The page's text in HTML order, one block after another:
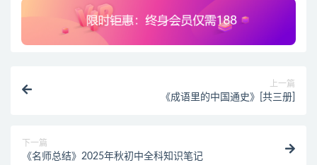
上一篇
《成语里的中国通史》[共三册]
下一篇
《名师总结》2025年秋初中全科知识笔记